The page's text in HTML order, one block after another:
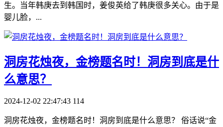
生。当年韩庚去到韩国时，姜俊英给了韩庚很多关心。由于是
婴儿脸，...
​洞房花烛夜，金榜题名时！洞房到底是什
么意思？
2024-12-02 22:47:43 114
洞房花烛夜，金榜题名时！洞房到底是什么意思？ 俗话说“金